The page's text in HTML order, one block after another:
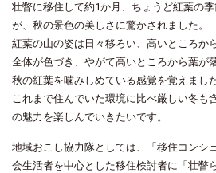
壮瞥に移住して約1か月、ちょうど紅葉の
が、秋の景色の美しさに驚かされました。
紅葉の山の姿は日々移ろい、高いところか
全体が色づき、やがて高いところから葉が
秋の紅葉を噛みしめている感覚を覚えました
これまで住んでいた環境に比べ厳しい冬も
の魅力を楽しんでいきたいです。
地域おこし協力隊としては、「移住コンシ
会生活者を中心とした移住検討者に「壮瞥